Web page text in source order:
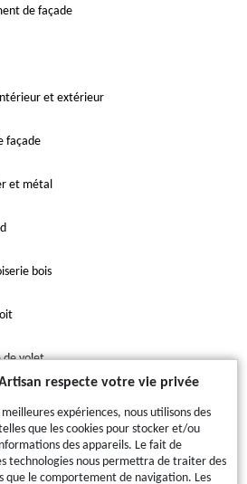
de façade
et extérieur
façade
et métal
bois
de volet
87
respecte votre vie privée
expériences, nous utilisons des
que les cookies pour stocker et/ou
des appareils. Le fait de
technologies nous permettra de traiter des
que le comportement de navigation. Les